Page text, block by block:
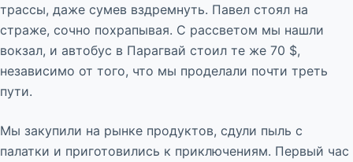
трассы, даже сумев вздремнуть. Павел стоял на
страже, сочно похрапывая. С рассветом мы нашли
вокзал, и автобус в Парагвай стоил те же 70 $,
независимо от того, что мы проделали почти треть
пути.
Мы закупили на рынке продуктов, сдули пыль с
палатки и приготовились к приключениям. Первый час